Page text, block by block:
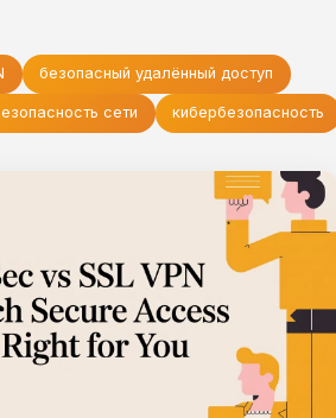
безопасный удалённый доступ
сети кибербезопасность